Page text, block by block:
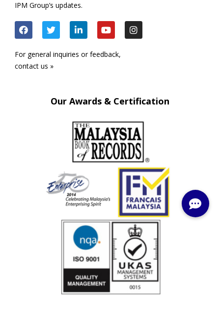
IPM Group’s updates.
For general inquiries or feedback,
contact us »
Our Awards & Certification